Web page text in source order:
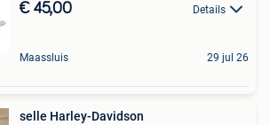
€ 45,00 Details
Maassluis 29 jul 26
selle Harley-Davidson